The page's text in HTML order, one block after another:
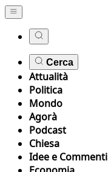
Cerca
Attualità
Politica
Mondo
Agorà
Podcast
Chiesa
Idee e Commenti